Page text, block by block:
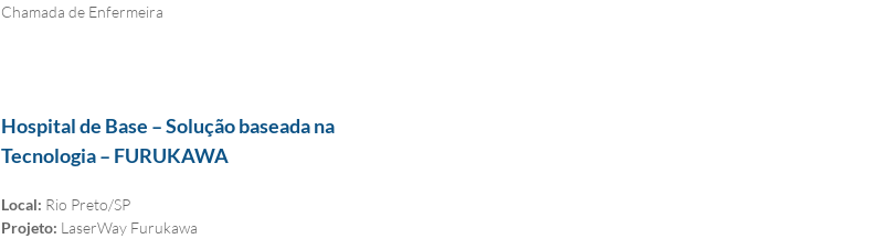
Chamada de Enfermeira
Hospital de Base – Solução baseada na
Tecnologia – FURUKAWA
Local: Rio Preto/SP
Projeto: LaserWay Furukawa